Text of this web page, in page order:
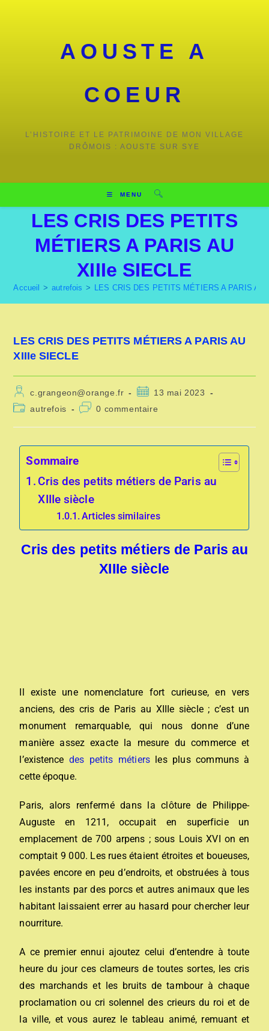
AOUSTE A
COEUR
L’HISTOIRE ET LE PATRIMOINE DE MON VILLAGE
DRÔMOIS : AOUSTE SUR SYE
MENU
LES CRIS DES PETITS
MÉTIERS A PARIS AU
XIIIe SIECLE
Accueil > autrefois > LES CRIS DES PETITS MÉTIERS A PARIS AU
LES CRIS DES PETITS MÉTIERS A PARIS AU
XIIIe SIECLE
c.grangeon@orange.fr
13 mai 2023
autrefois
0 commentaire
Sommaire
Cris des petits métiers de Paris au
XIIIe siècle
Articles similaires
Cris des petits métiers de Paris au
XIIIe siècle
Il existe une nomenclature fort curieuse, en vers
anciens, des cris de Paris au XIIIe siècle ; c’est un
monument remarquable, qui nous donne d’une
manière assez exacte la mesure du commerce et
l’existencedes petits métiersles plus communs à
cette époque.
Paris, alors renfermé dans la clôture de Philippe-
Auguste en 1211, occupait en superficie un
emplacement de 700 arpens ; sous Louis XVI on en
comptait 9 000. Les rues étaient étroites et boueuses,
pavées encore en peu d’endroits, et obstruées à tous
les instants par des porcs et autres animaux que les
habitant laissaient errer au hasard pour chercher leur
nourriture.
A ce premier ennui ajoutez celui d’entendre à toute
heure du jour ces clameurs de toutes sortes, les cris
des marchands et les bruits de tambour à chaque
proclamation ou cri solennel des crieurs du roi et de
la ville, et vous aurez le tableau animé, remuant et